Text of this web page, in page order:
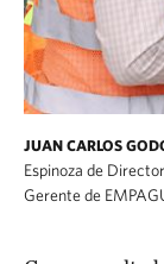
JUAN CARLOS
Espinoza de
Gerente de